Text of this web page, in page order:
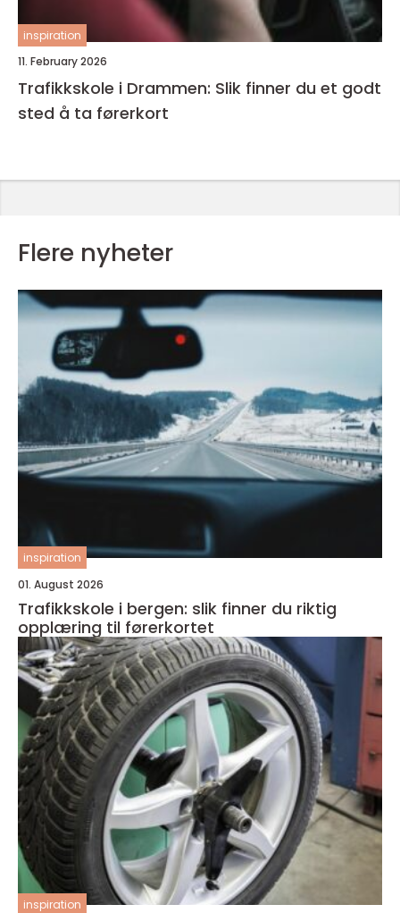
inspiration
11. February 2026
Trafikkskole i Drammen: Slik finner du et godt
sted å ta førerkort
Flere nyheter
inspiration
01. August 2026
Trafikkskole i bergen: slik finner du riktig
opplæring til førerkortet
inspiration